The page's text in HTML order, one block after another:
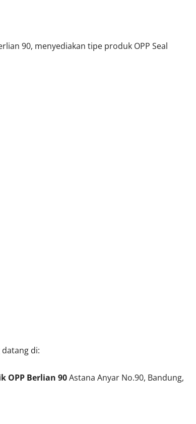
90, menyediakan tipe produk OPP Seal
di:
OPP Berlian 90Astana Anyar No.90, Bandung,